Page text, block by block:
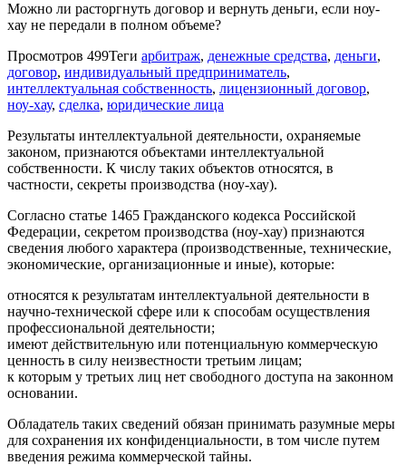
Можно ли расторгнуть договор и вернуть деньги, если ноу-
хау не передали в полном объеме?
Просмотров 499Теги арбитраж, денежные средства, деньги,
договор, индивидуальный предприниматель,
интеллектуальная собственность, лицензионный договор,
ноу-хау, сделка, юридические лица
Результаты интеллектуальной деятельности, охраняемые
законом, признаются объектами интеллектуальной
собственности. К числу таких объектов относятся, в
частности, секреты производства (ноу-хау).
Согласно статье 1465 Гражданского кодекса Российской
Федерации, секретом производства (ноу-хау) признаются
сведения любого характера (производственные, технические,
экономические, организационные и иные), которые:
относятся к результатам интеллектуальной деятельности в
научно-технической сфере или к способам осуществления
профессиональной деятельности;
имеют действительную или потенциальную коммерческую
ценность в силу неизвестности третьим лицам;
к которым у третьих лиц нет свободного доступа на законном
основании.
Обладатель таких сведений обязан принимать разумные меры
для сохранения их конфиденциальности, в том числе путем
введения режима коммерческой тайны.